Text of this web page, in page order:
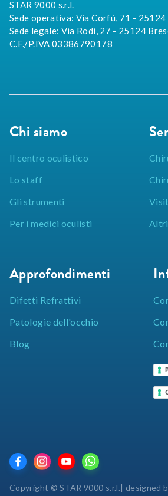
STAR 9000 s.r.l.
Sede operativa: Via Corfù, 71 - 25124
Sede legale: Via Rodi, 27 - 25124
C.F./P.IVA 03386790178
Chi siamo
Il centro oculistico
Lo staff
Gli strumenti
Per i medici oculisti
Approfondimenti
Difetti Refrattivi
Patologie dell'occhio
Blog
Copyright © STAR 9000 s.r.l.| designed